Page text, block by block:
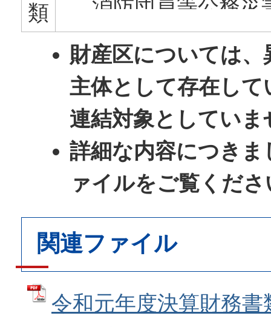
類
消防団員等公務災
石川県市町村消防
広域連合
石川県後期高齢者
地方公社
加賀市土地開発公
第三セクター等
加賀市総合サー
財産区については、
主体として存在し
連結対象としていま
詳細な内容につきま
ァイルをご覧くださ
関連ファイル
令和元年度決算財務